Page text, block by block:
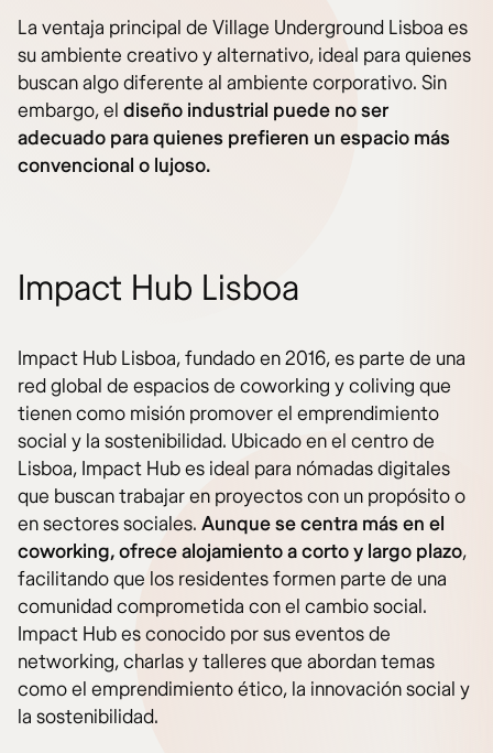
La ventaja principal de Village Underground Lisboa es
su ambiente creativo y alternativo, ideal para quienes
buscan algo diferente al ambiente corporativo. Sin
embargo, el diseño industrial puede no ser
adecuado para quienes prefieren un espacio más
convencional o lujoso.
Impact Hub Lisboa
Impact Hub Lisboa, fundado en 2016, es parte de una
red global de espacios de coworking y coliving que
tienen como misión promover el emprendimiento
social y la sostenibilidad. Ubicado en el centro de
Lisboa, Impact Hub es ideal para nómadas digitales
que buscan trabajar en proyectos con un propósito o
en sectores sociales. Aunque se centra más en el
coworking, ofrece alojamiento a corto y largo plazo,
facilitando que los residentes formen parte de una
comunidad comprometida con el cambio social.
Impact Hub es conocido por sus eventos de
networking, charlas y talleres que abordan temas
como el emprendimiento ético, la innovación social y
la sostenibilidad.